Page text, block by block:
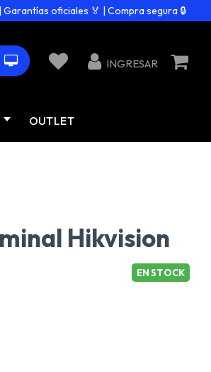
oficiales 🏅 | Compra segura 🔒
INGRESAR
OUTLET
Hikvision
EN STOCK